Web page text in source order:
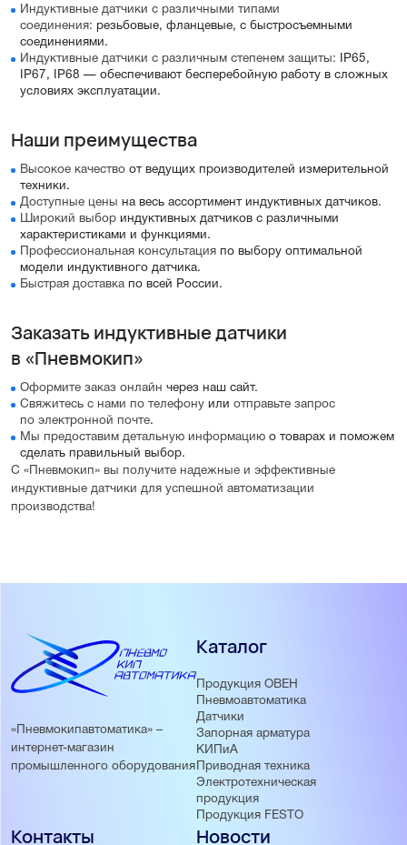
Индуктивные датчики с различными типами
соединения: резьбовые, фланцевые, с быстросъемными
соединениями.
Индуктивные датчики с различным степенем защиты:
IP65,
IP67, IP68 — обеспечивают бесперебойную работу в сложных
условиях эксплуатации.
Наши преимущества
Высокое качество от ведущих производителей измерительной
техники.
Доступные цены на весь ассортимент индуктивных датчиков.
Широкий выбор индуктивных датчиков с различными
характеристиками и функциями.
Профессиональная консультация по выбору оптимальной
модели индуктивного датчика.
Быстрая доставка по всей России.
Заказать индуктивные датчики
в «Пневмокип»
Оформите заказ онлайн через наш сайт.
Свяжитесь с нами по телефону или отправьте запрос
по электронной почте.
Мы предоставим детальную информацию о товарах и поможем
сделать правильный выбор.
С «Пневмокип» вы получите надежные и эффективные
индуктивные датчики для успешной автоматизации
производства!
«Пневмокипавтоматика» –
интернет-магазин
промышленного оборудования
Каталог
Продукция ОВЕН
Пневмоавтоматика
Датчики
Запорная арматура
КИПиА
Приводная техника
Электротехническая
продукция
Продукция FESTO
Новости
Контакты